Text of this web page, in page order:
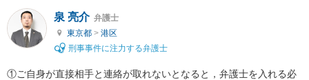
泉 亮介 弁護士
東京都 > 港区
刑事事件に注力する弁護士
①ご自身が直接相手と連絡が取れないとなると，弁護士を入れる必